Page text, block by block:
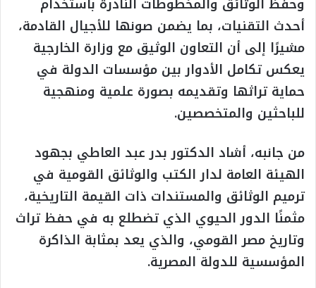
أحدث التقنيات، بما يضمن صونها للأجيال القادمة،
مشيرًا إلى أن التعاون الوثيق مع وزارة الخارجية
يعكس تكامل الأدوار بين مؤسسات الدولة في
حماية تراثها وتقديمه بصورة علمية ومنهجية
للباحثين والمتخصصين.
من جانبه، أشاد الدكتور بدر عبد العاطي بجهود
الهيئة العامة لدار الكتب والوثائق القومية في
ترميم الوثائق والمستندات ذات القيمة التاريخية،
مثمنًا الدور الحيوي الذي تضطلع به في حفظ تراث
وتاريخ مصر القومي، والذي يعد بمثابة الذاكرة
المؤسسية للدولة المصرية.